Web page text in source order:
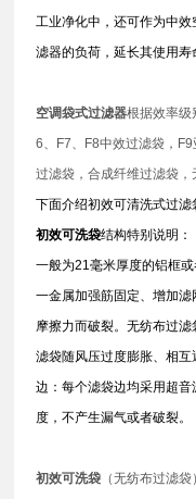
工业净化中，还可作为中
滤器的负荷，延长其使用寿
空调袋式过滤器根据效率级
6、F7、F8中效过滤袋，
过滤袋，合成纤维过滤袋，
下面介绍初效可清洗式过滤
初效可洗袋结构特别说明：
一般为21毫米厚度的铝框
一金属加强筋固定、增加
摩擦力而破裂。无纺布过
滤袋随风压过度膨胀、相
边：每个滤袋边均采用超
度，不产生漏气或者破裂。
初效可洗袋 （无纺布过滤袋